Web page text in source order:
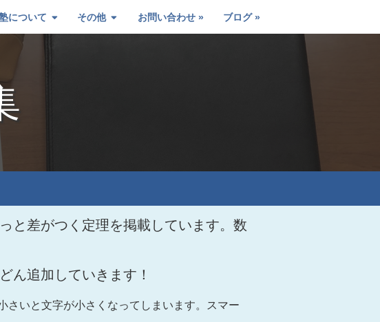
について その他 お問い合わせ ブログ
と差がつく定理を掲載しています。数
ん追加していきます！
さいと文字が小さくなってしまいます。スマー